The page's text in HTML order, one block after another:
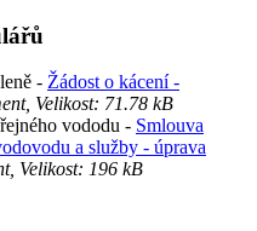
- Žádost o kácení -
Velikost: 71.78 kB
vododu - Smlouva
a služby - úprava
Velikost: 196 kB